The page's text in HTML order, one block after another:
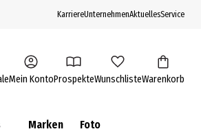
KarriereUnternehmenAktuellesService
Mein KontoProspekteWunschlisteWarenkorb
Marken Foto